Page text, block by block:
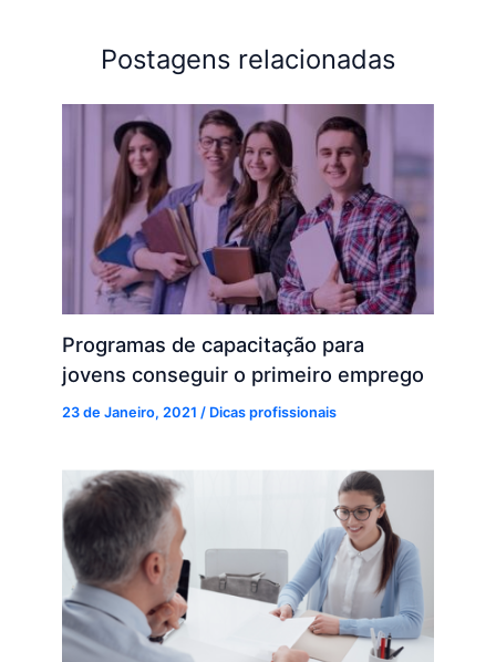
Postagens relacionadas
Programas de capacitação para
jovens conseguir o primeiro emprego
23 de Janeiro, 2021/ Dicas profissionais